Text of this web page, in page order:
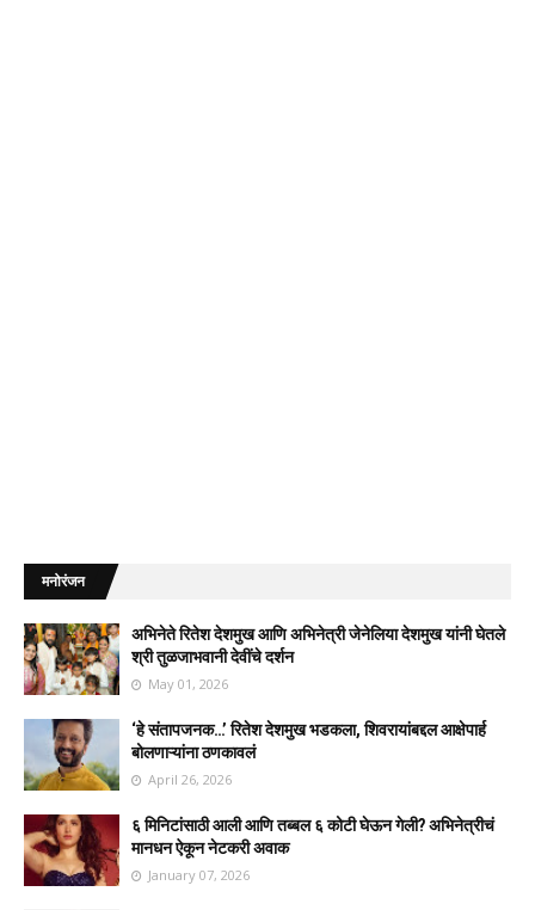
मनोरंजन
अभिनेते रितेश देशमुख आणि अभिनेत्री जेनेलिया देशमुख यांनी घेतले
श्री तुळजाभवानी देवींचे दर्शन
May 01, 2026
‘हे संतापजनक…’ रितेश देशमुख भडकला, शिवरायांबद्दल आक्षेपार्ह
बोलणाऱ्यांना ठणकावलं
April 26, 2026
६ मिनिटांसाठी आली आणि तब्बल ६ कोटी घेऊन गेली? अभिनेत्रीचं
मानधन ऐकून नेटकरी अवाक
January 07, 2026